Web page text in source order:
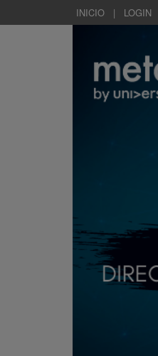
INICIO | LOGIN